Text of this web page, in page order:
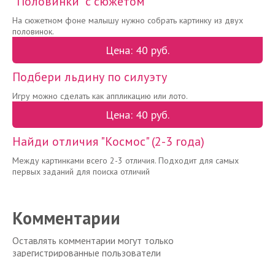
На сюжетном фоне малышу нужно собрать картинку из двух
половинок.
Цена: 40 руб.
Подбери льдину по силуэту
Игру можно сделать как аппликацию или лото.
Цена: 40 руб.
Найди отличия "Космос" (2-3 года)
Между картинками всего 2-3 отличия. Подходит для самых
первых заданий для поиска отличий
Комментарии
Оставлять комментарии могут только
зарегистрированные пользователи